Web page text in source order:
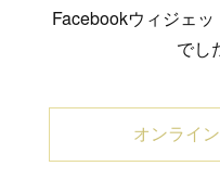
Facebookウィジェ
でし
オンライ